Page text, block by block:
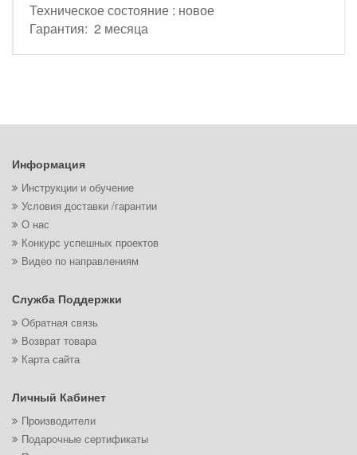
Техническое состояние : новое
Гарантия: 2 месяца
Информация
Инструкции и обучение
Условия доставки /гарантии
О нас
Конкурс успешных проектов
Видео по направлениям
Служба Поддержки
Обратная связь
Возврат товара
Карта сайта
Личный Кабинет
Производители
Подарочные сертификаты